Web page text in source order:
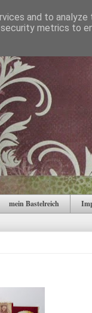
mein Bastelreich
and to analyze
metrics to